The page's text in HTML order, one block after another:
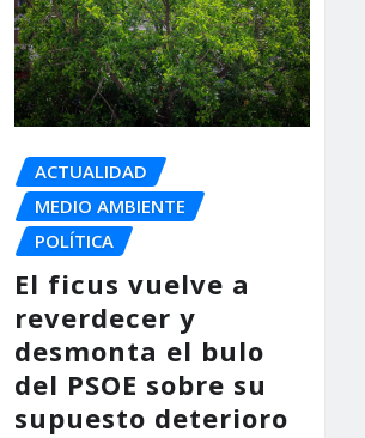
ACTUALIDAD
MEDIO AMBIENTE
POLÍTICA
El ficus vuelve a
reverdecer y
desmonta el bulo
del PSOE sobre su
supuesto deterioro